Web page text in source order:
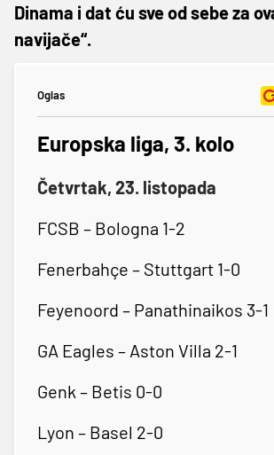
Dinama i dat ću sve od sebe za
navijače“.
Oglas
Europska liga, 3. kolo
Četvrtak, 23. listopada
FCSB – Bologna 1-2
Fenerbahçe – Stuttgart 1-0
Feyenoord – Panathinaikos 3-1
GA Eagles – Aston Villa 2-1
Genk – Betis 0-0
Lyon – Basel 2-0